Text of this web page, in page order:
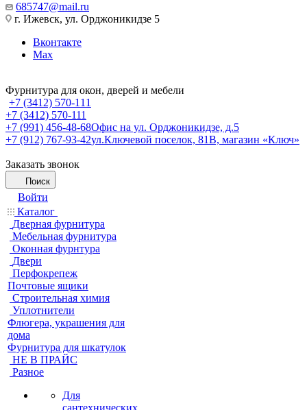
685747@mail.ru
г. Ижевск, ул. Орджоникидзе 5
Вконтакте
Max
Фурнитура для окон, дверей и мебели
+7 (3412) 570-111
+7 (3412) 570-111
+7 (991) 456-48-68Офис на ул. Орджоникидзе, д.5
+7 (912) 767-93-42ул.Ключевой поселок, 81В, магазин «Ключ»
Заказать звонок
Поиск
Войти
Каталог
Дверная фурнитура
Мебельная фурнитура
Оконная фурнтура
Двери
Перфокрепеж
Почтовые ящики
Строительная химия
Уплотнители
Флюгера, украшения для
дома
Фурнитура для шкатулок
НЕ В ПРАЙС
Разное
Для
сантехнических